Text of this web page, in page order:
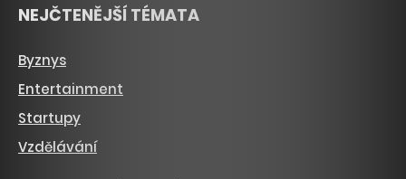
NEJČTENĚJŠÍ TÉMATA
Byznys
Entertainment
Startupy
Vzdělávání